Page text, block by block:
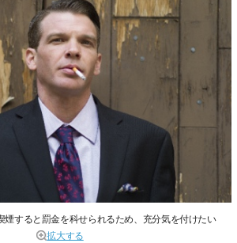
煙すると罰金を科せられるため、充分気を付けたい
拡大する